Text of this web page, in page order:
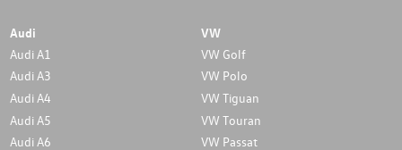
Audi
Audi A1
Audi A3
Audi A4
Audi A5
Audi A6
VW
VW Golf
VW Polo
VW Tiguan
VW Touran
VW Passat